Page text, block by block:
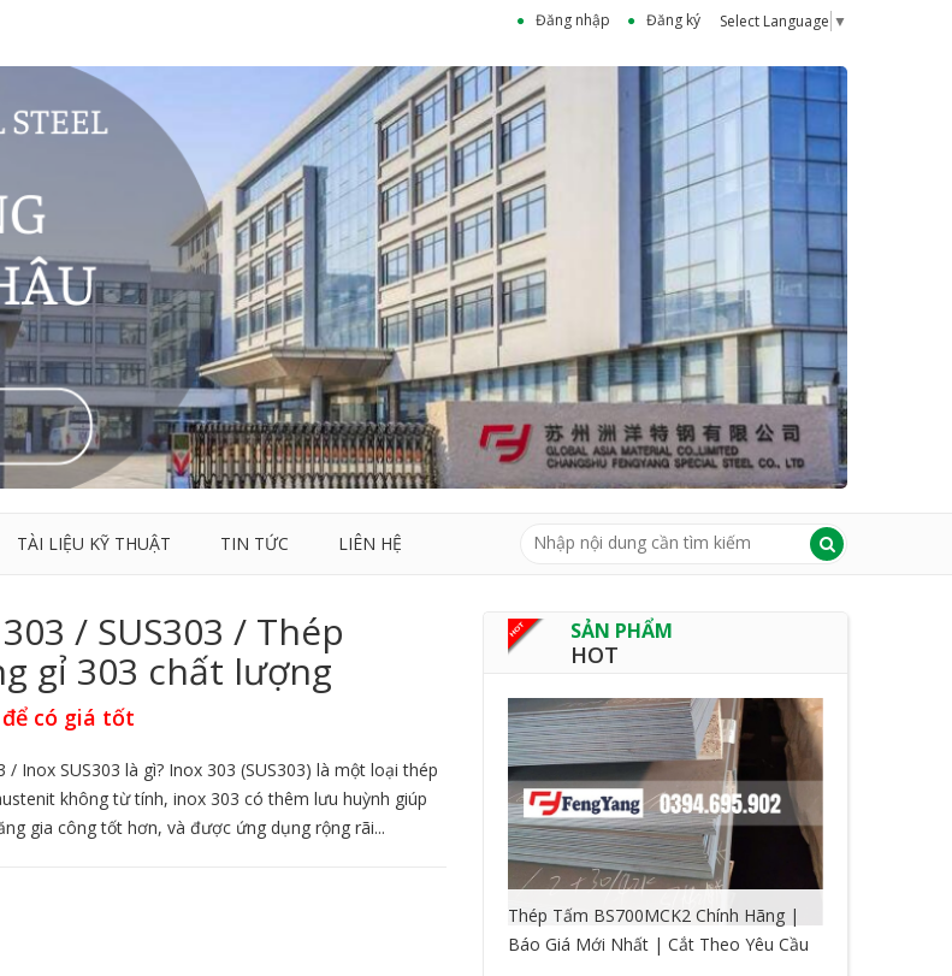
Đăng nhập Đăng ký Select Language ▼
TÀI LIỆU KỸ THUẬT TIN TỨC LIÊN HỆ
/ SUS303 / Thép
gỉ 303 chất lượng
có giá tốt
/ Inox SUS303 là gì? Inox 303 (SUS303) là một loại thép
không từ tính, inox 303 có thêm lưu huỳnh giúp
gia công tốt hơn, và được ứng dụng rộng rãi...
SẢN PHẨM
HOT
Thép Tấm BS700MCK2 Chính Hãng |
Báo Giá Mới Nhất | Cắt Theo Yêu Cầu